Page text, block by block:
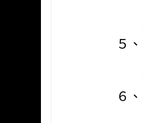
５、
６、